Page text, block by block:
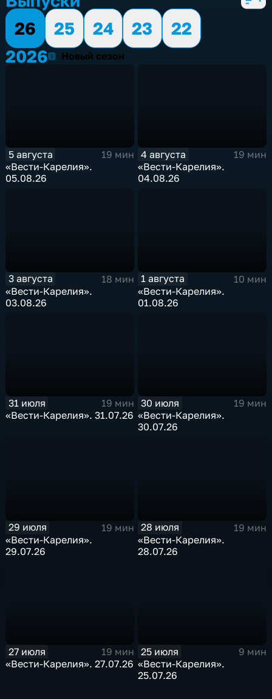
26
25 24 23
22
20262026 Новый сезон
5 августа
19 мин
«Вести-Карелия».
05.08.26
4 августа
19 мин
«Вести-Карелия».
04.08.26
3 августа
18 мин
«Вести-Карелия».
03.08.26
1 августа
10 мин
«Вести-Карелия».
01.08.26
31 июля
19 мин
«Вести-Карелия». 31.07.26
30 июля
19 мин
«Вести-Карелия».
30.07.26
29 июля
19 мин
«Вести-Карелия».
29.07.26
28 июля
19 мин
«Вести-Карелия».
28.07.26
27 июля
19 мин
«Вести-Карелия». 27.07.26
25 июля
9 мин
«Вести-Карелия».
25.07.26